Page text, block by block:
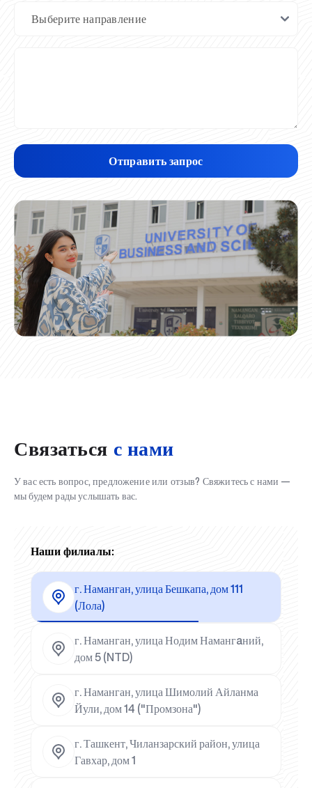
Отправить запрос
Связаться с нами
У вас есть вопрос, предложение или отзыв? Свяжитесь с нами —
мы будем рады услышать вас.
Наши филиалы:
г. Наманган, улица Бешкапа, дом 111
(Лола)
г. Наманган, улица Нодим Намангaний,
дом 5 (NTD)
г. Наманган, улица Шимолий Айланма
Йули, дом 14 ("Промзона")
г. Ташкент, Чиланзарский район, улица
Гавхар, дом 1